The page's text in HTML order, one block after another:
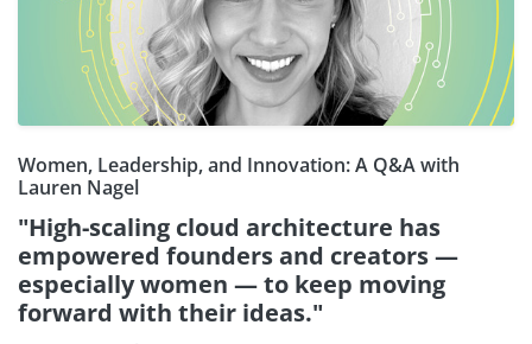
Women, Leadership, and Innovation: A Q&A with
Lauren Nagel
"High-scaling cloud architecture has
empowered founders and creators —
especially women — to keep moving
forward with their ideas."